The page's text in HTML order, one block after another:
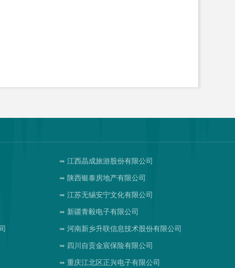
江西晶成旅游股份有限公司
陕西银泰房地产有限公司
江苏无锡安宁文化有限公司
新疆青毅电子有限公司
河南新乡升联信息技术股份有限公司
四川自贡金宸保险有限公司
重庆江北区正兴电子有限公司